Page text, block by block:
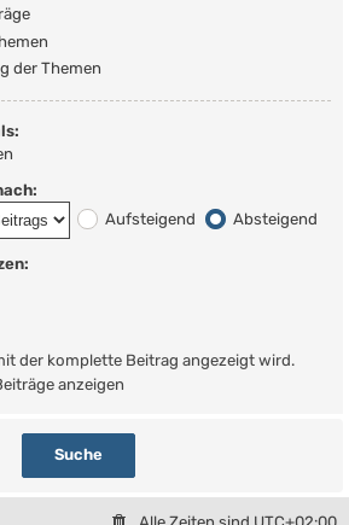
der Themen
Aufsteigend
Absteigend
der komplette Beitrag angezeigt wird.
anzeigen